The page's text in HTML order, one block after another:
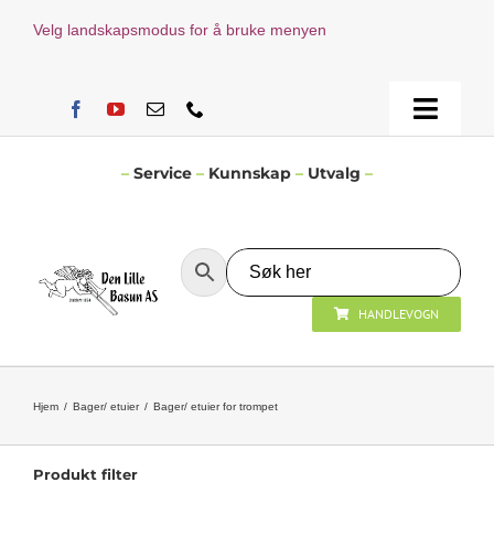
Velg landskapsmodus for å bruke menyen
Toggle
– Service – Kunnskap – Utvalg –
HANDLEVOGN
Hjem Bager/ etuier Bager/ etuier for trompet
Produkt filter